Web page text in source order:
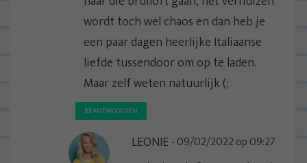
wordt toch wel chaos en dan heb je
een paar dagen heerlijke Italiaanse
liefde tussendoor om op te laden.
Maar zelf weten natuurlijk (;
BEANTWOORDEN
LEONIE 09/02/2022 op 09:27